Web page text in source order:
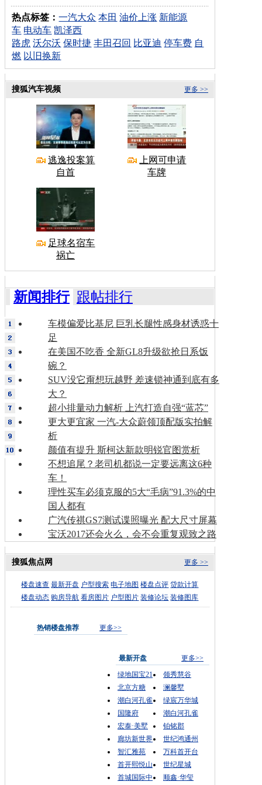
热点标签：一汽大众 本田 油价上涨 新能源
车 电动车 凯泽西
路虎 沃尔沃 保时捷 丰田召回 比亚迪 停车费 自
燃 以旧换新
更多 >>
搜狐汽车视频
逃逸投案算
自首
上网可申请
车牌
足球名宿车
祸亡
新闻排行 跟帖排行
车模偏爱比基尼 巨乳长腿性感身材诱惑十
足
在美国不吃香 全新GL8升级欲抢日系饭
碗？
SUV没它甭想玩越野 差速锁神通到底有多
大？
超小排量动力解析 上汽打造自强“蓝芯”
更大更宜家 一汽-大众蔚领顶配版实拍解
析
颜值有提升 斯柯达新款明锐官图赏析
不想追尾？老司机都说一定要远离这6种
车！
理性买车必须克服的5大“毛病”91.3%的中
国人都有
广汽传祺GS7测试谍照曝光 配大尺寸屏幕
宝沃2017还会火么，会不会重复观致之路
更多 >>
搜狐焦点网
楼盘速查 最新开盘 户型搜索 电子地图 楼盘点评 贷款计算
楼盘动态 购房导航 看房图片 户型图片 装修论坛 装修图库
热销楼盘推荐 更多>>
最新开盘
更多>>
绿地国宝21
领秀慧谷
北京方糖
澜馨墅
潮白河孔雀
绿宸万华城
国隆府
潮白河孔雀
宏泰·美墅
铂铭郡
廊坊新世界
世纪鸿通州
智汇雅苑
万科首开台
首开熙悦山
世纪星城
首城国际中
顺鑫·华玺